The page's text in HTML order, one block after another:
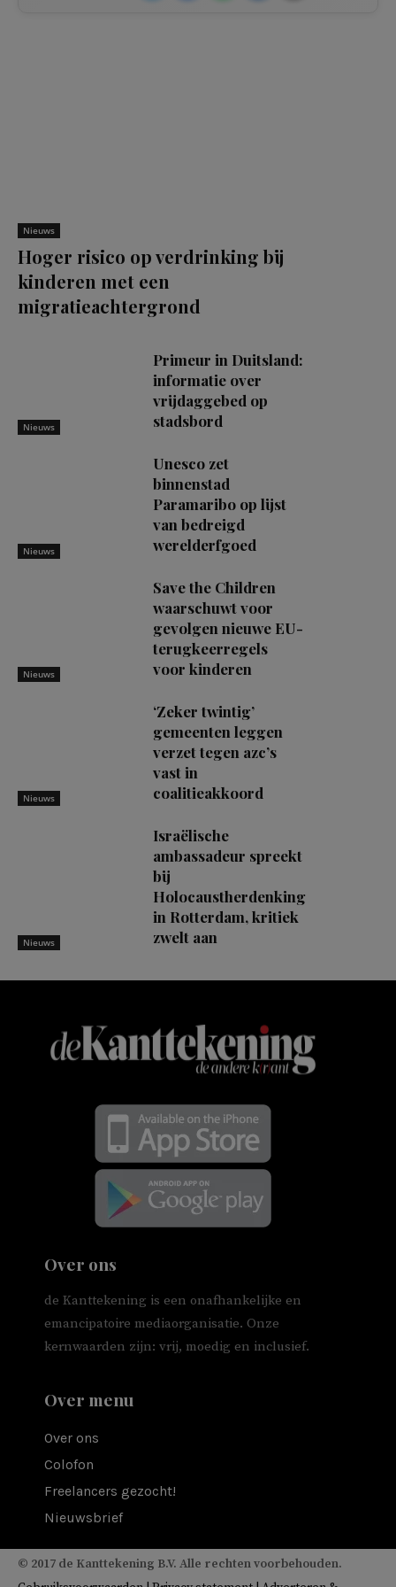
Nieuws
Hoger risico op verdrinking bij
kinderen met een
migratieachtergrond
Nieuws
Primeur in Duitsland:
informatie over
vrijdaggebed op
stadsbord
Nieuws
Unesco zet
binnenstad
Paramaribo op lijst
van bedreigd
werelderfgoed
Nieuws
Save the Children
waarschuwt voor
gevolgen nieuwe EU-
terugkeerregels
voor kinderen
Nieuws
‘Zeker twintig’
gemeenten leggen
verzet tegen azc’s
vast in
coalitieakkoord
Nieuws
Israëlische
ambassadeur spreekt
bij
Holocaustherdenking
in Rotterdam, kritiek
zwelt aan
Over ons
de Kanttekening is een onafhankelijke en
emancipatoire mediaorganisatie. Onze
kernwaarden zijn: vrij, moedig en inclusief.
Over menu
Over ons
Colofon
Freelancers gezocht!
Nieuwsbrief
© 2017 de Kanttekening B.V. Alle rechten voorbehouden.